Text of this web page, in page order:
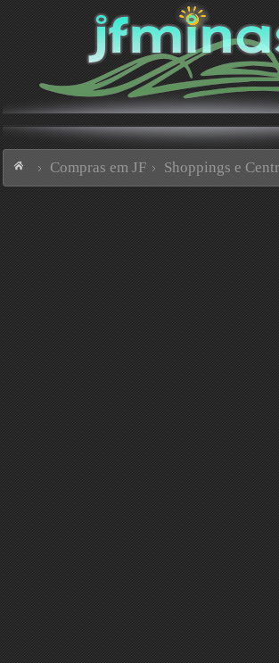
Compras em JF Shoppings e